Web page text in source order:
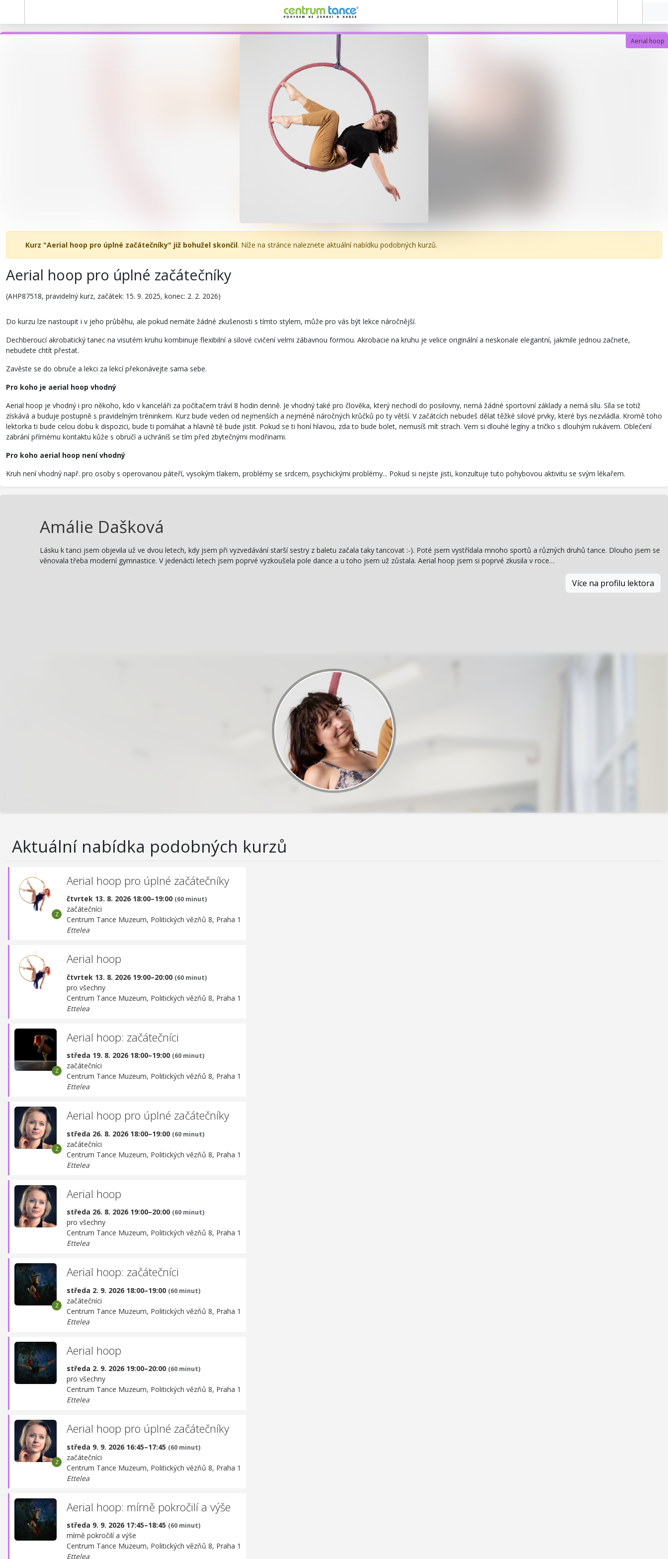
Aerial hoop
Kurz "Aerial hoop pro úplné začátečníky" již bohužel skončil. Níže na stránce naleznete aktuální nabídku podobných kurzů.
Aerial hoop pro úplné začátečníky
(AHP87518, pravidelný kurz, začátek: 15. 9. 2025, konec: 2. 2. 2026)
Do kurzu lze nastoupit i v jeho průběhu, ale pokud nemáte žádné zkušenosti s tímto stylem, může pro vás být lekce náročnější.
Dechberoucí akrobatický tanec na visutém kruhu kombinuje flexibilní a silové cvičení velmi zábavnou formou. Akrobacie na kruhu je velice originální a neskonale elegantní, jakmile jednou začnete,
nebudete chtít přestat.
Zavěste se do obruče a lekci za lekcí překonávejte sama sebe.
Pro koho je aerial hoop vhodný
Aerial hoop je vhodný i pro někoho, kdo v kanceláři za počítačem tráví 8 hodin denně. Je vhodný také pro člověka, který nechodí do posilovny, nemá žádné sportovní základy a nemá sílu. Síla se totiž
získává a buduje postupně s pravidelným tréninkem. Kurz bude veden od nejmenších a nejméně náročných krůčků po ty větší. V začátcích nebudeš dělat těžké silové prvky, které bys nezvládla. Kromě toho
lektorka ti bude celou dobu k dispozici, bude ti pomáhat a hlavně tě bude jistit. Pokud se ti honí hlavou, zda to bude bolet, nemusíš mít strach. Vem si dlouhé legíny a tričko s dlouhým rukávem. Oblečení
zabrání přímému kontaktu kůže s obručí a uchráníš se tím před zbytečnými modřinami.
Pro koho aerial hoop není vhodný
Kruh není vhodný např. pro osoby s operovanou páteří, vysokým tlakem, problémy se srdcem, psychickými problémy... Pokud si nejste jisti, konzultuje tuto pohybovou aktivitu se svým lékařem.
Amálie Dašková
Lásku k tanci jsem objevila už ve dvou letech, kdy jsem při vyzvedávání starší sestry z baletu začala taky tancovat :-). Poté jsem vystřídala mnoho sportů a různých druhů tance. Dlouho jsem se
věnovala třeba moderní gymnastice. V jedenácti letech jsem poprvé vyzkoušela pole dance a u toho jsem už zůstala. Aerial hoop jsem si poprvé zkusila v roce…
Více na profilu lektora
Aktuální nabídka podobných kurzů
Aerial hoop pro úplné začátečníky
čtvrtek 13. 8. 2026 18:00–19:00 (60 minut)
začátečníci
Centrum Tance Muzeum, Politických vězňů 8, Praha 1
Ettelea
Aerial hoop
čtvrtek 13. 8. 2026 19:00–20:00 (60 minut)
pro všechny
Centrum Tance Muzeum, Politických vězňů 8, Praha 1
Ettelea
Aerial hoop: začátečníci
středa 19. 8. 2026 18:00–19:00 (60 minut)
začátečníci
Centrum Tance Muzeum, Politických vězňů 8, Praha 1
Ettelea
Aerial hoop pro úplné začátečníky
středa 26. 8. 2026 18:00–19:00 (60 minut)
začátečníci
Centrum Tance Muzeum, Politických vězňů 8, Praha 1
Ettelea
Aerial hoop
středa 26. 8. 2026 19:00–20:00 (60 minut)
pro všechny
Centrum Tance Muzeum, Politických vězňů 8, Praha 1
Ettelea
Aerial hoop: začátečníci
středa 2. 9. 2026 18:00–19:00 (60 minut)
začátečníci
Centrum Tance Muzeum, Politických vězňů 8, Praha 1
Ettelea
Aerial hoop
středa 2. 9. 2026 19:00–20:00 (60 minut)
pro všechny
Centrum Tance Muzeum, Politických vězňů 8, Praha 1
Ettelea
Aerial hoop pro úplné začátečníky
středa 9. 9. 2026 16:45–17:45 (60 minut)
začátečníci
Centrum Tance Muzeum, Politických vězňů 8, Praha 1
Ettelea
Aerial hoop: mírně pokročilí a výše
středa 9. 9. 2026 17:45–18:45 (60 minut)
mírně pokročilí a výše
Centrum Tance Muzeum, Politických vězňů 8, Praha 1
Ettelea